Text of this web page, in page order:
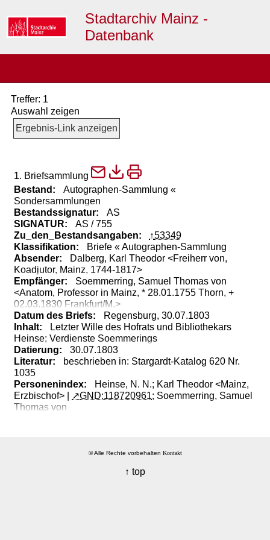
Stadtarchiv Mainz -
Datenbank
Treffer: 1
Auswahl zeigen
Ergebnis-Link anzeigen
1. Briefsammlung
Bestand:
Autographen-Sammlung «
Sondersammlungen
Bestandssignatur:
AS
SIGNATUR:
AS / 755
Zu_den_Bestandsangaben:
53349
Klassifikation:
Briefe « Autographen-Sammlung
Absender:
Dalberg, Karl Theodor <Freiherr von,
Koadjutor, Mainz, 1744-1817>
Empfänger:
Soemmerring, Samuel Thomas von
<Anatom, Professor in Mainz, * 28.01.1755 Thorn, +
02.03.1830 Frankfurt/M.>
Datum des Briefs:
Regensburg, 30.07.1803
Inhalt:
Letzter Wille des Hofrats und Bibliothekars
Heinse; Verdienste Soemmerings
Datierung:
30.07.1803
Literatur:
beschrieben in: Stargardt-Katalog 620 Nr.
1035
Personenindex:
Heinse, N. N.; Karl Theodor <Mainz,
Erzbischof> |
GND:118720961; Soemmerring, Samuel
Thomas von
© Alle Rechte vorbehalten Kontakt
↑ top